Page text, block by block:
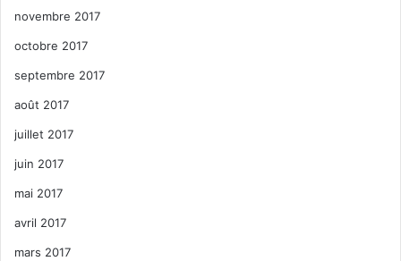
novembre 2017
octobre 2017
septembre 2017
août 2017
juillet 2017
juin 2017
mai 2017
avril 2017
mars 2017